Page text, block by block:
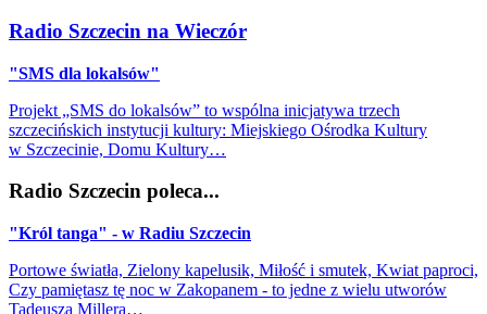
Radio Szczecin na Wieczór
"SMS dla lokalsów"
Projekt „SMS do lokalsów” to wspólna inicjatywa trzech
szczecińskich instytucji kultury: Miejskiego Ośrodka Kultury
w Szczecinie, Domu Kultury…
Radio Szczecin poleca...
"Król tanga" - w Radiu Szczecin
Portowe światła, Zielony kapelusik, Miłość i smutek, Kwiat paproci,
Czy pamiętasz tę noc w Zakopanem - to jedne z wielu utworów
Tadeusza Millera…